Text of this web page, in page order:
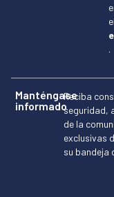
.
Manténgase
informado
Reciba
seguridad,
de la
exclusivas
su bandeja